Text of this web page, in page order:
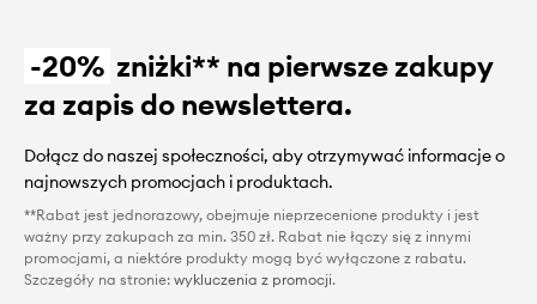
-20% zniżki** na pierwsze zakupy
za zapis do newslettera.
Dołącz do naszej społeczności, aby otrzymywać informacje o
najnowszych promocjach i produktach.
**Rabat jest jednorazowy, obejmuje nieprzecenione produkty i jest
ważny przy zakupach za min. 350 zł. Rabat nie łączy się z innymi
promocjami, a niektóre produkty mogą być wyłączone z rabatu.
Szczegóły na stronie: wykluczenia z promocji.